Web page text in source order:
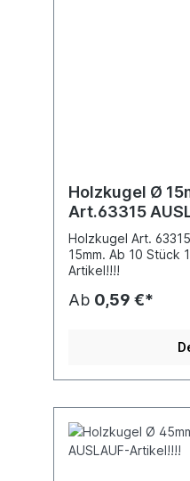
Holzkugel Ø
Art.63315
Holzkugel Art.
15mm. Ab 10 Stück
Artikel!!!!
Ab 0,59 €*